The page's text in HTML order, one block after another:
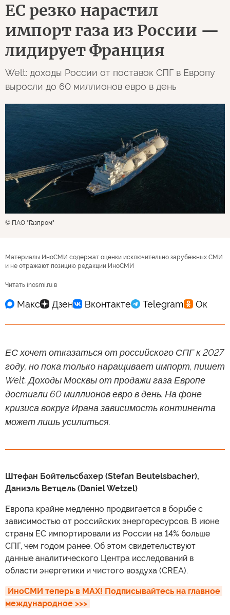
ЕС резко нарастил
импорт газа из России —
лидирует Франция
Welt: доходы России от поставок СПГ в Европу
выросли до 60 миллионов евро в день
© ПАО "Газпром"
Материалы ИноСМИ содержат оценки исключительно зарубежных СМИ
и не отражают позицию редакции ИноСМИ
Читать inosmi.ru в
ЕС хочет отказаться от российского СПГ к 2027
году, но пока только наращивает импорт, пишет
Welt. Доходы Москвы от продажи газа Европе
достигли 60 миллионов евро в день. На фоне
кризиса вокруг Ирана зависимость континента
может лишь усилиться.
Штефан Бойтельсбахер (Stefan Beutelsbacher),
Даниэль Ветцель (Daniel Wetzel)
Европа крайне медленно продвигается в борьбе с
зависимостью от российских энергоресурсов. В июне
страны ЕС импортировали из России на 14% больше
СПГ, чем годом ранее. Об этом свидетельствуют
данные аналитического Центра исследований в
области энергетики и чистого воздуха (CREA).
ИноСМИ теперь в MAX! Подписывайтесь на главное
международное >>>